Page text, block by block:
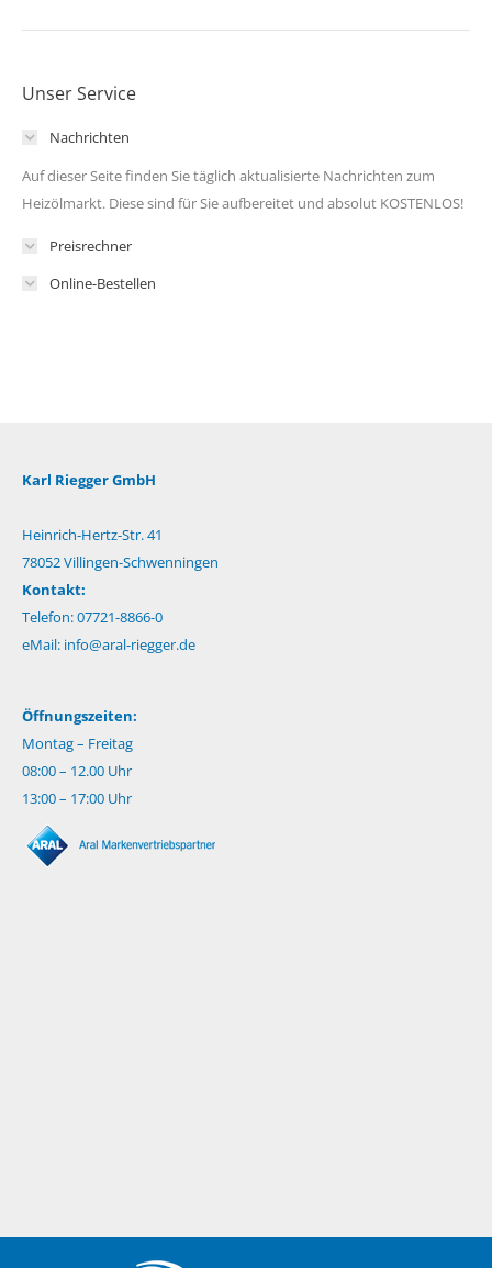
Unser Service
Nachrichten
Auf dieser Seite finden Sie täglich aktualisierte Nachrichten zum
Heizölmarkt. Diese sind für Sie aufbereitet und absolut KOSTENLOS!
Preisrechner
Online-Bestellen
Karl Riegger GmbH
Heinrich-Hertz-Str. 41
78052 Villingen-Schwenningen
Kontakt:
Telefon: 07721-8866-0
eMail: info@aral-riegger.de
Öffnungszeiten:
Montag – Freitag
08:00 – 12.00 Uhr
13:00 – 17:00 Uhr